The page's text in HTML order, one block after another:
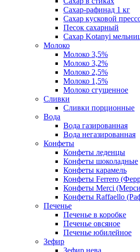
Сахар-рафинад 1 кг
Сахар кусковой
Песок сахарный
Сахар Kotanyi
Молоко
Молоко 3,5%
Молоко 3,2%
Молоко 2,5%
Молоко 1,5%
Молоко сгущенное
Сливки
Сливки порционные
Вода
Вода газированная
Вода негазированная
Конфеты
Конфеты леденцы
Конфеты шоколадные
Конфеты карамель
Конфеты Ferrero
Конфеты Merci
Конфеты Raffaello
Печенье
Печенье в коробке
Печенье овсяное
Печенье юбилейное
Зефир
Зефир нева